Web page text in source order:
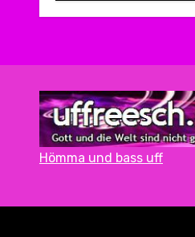
Hömma und bass uff